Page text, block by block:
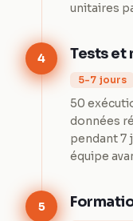
unitaires
4 Tests et
5-7 jours
50
données
pendant 7
équipe
5